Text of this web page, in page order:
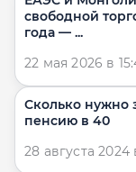
свободной
года — ...
22 мая 2026 в
Сколько нужно
пенсию в 40
28 августа 2024